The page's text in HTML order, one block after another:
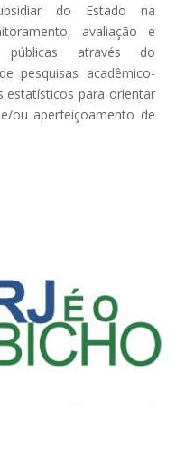
do Estado na
avaliação e
públicas através do
pesquisas acadêmico-
estatísticos para orientar
ou aperfeiçoamento de